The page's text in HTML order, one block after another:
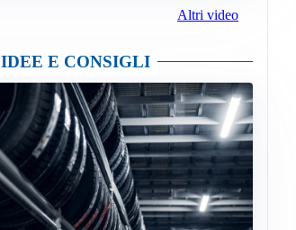
Altri video
IDEE E CONSIGLI